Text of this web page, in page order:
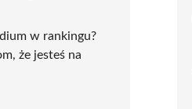
w rankingu?
że jesteś na